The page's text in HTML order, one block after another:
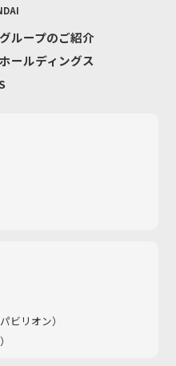
ループのご紹介
ールディングス
ビリオン）​